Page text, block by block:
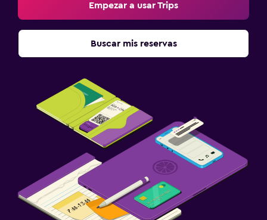
Empezar a usar Trips
Buscar mis reservas